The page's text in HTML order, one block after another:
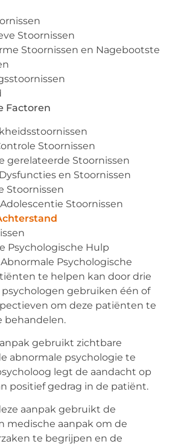
Stoornissen
Stoornissen en Nagebootste
Factoren
Stoornissen
gerelateerde Stoornissen
Dysfuncties en Stoornissen
Stoornissen
Stoornissen
Psychologische Hulp
Psychologische
te helpen kan door drie
psychologen gebruiken één of
om deze patiënten te
behandelen.
gebruikt zichtbare
abnormale psychologie te
legt de aandacht op
positief gedrag in de patiënt.
aanpak gebruikt de
medische aanpak om de
te begrijpen en de